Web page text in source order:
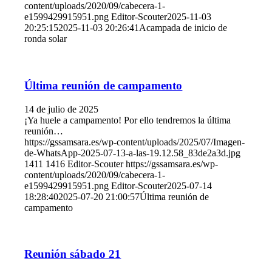
content/uploads/2020/09/cabecera-1-
e1599429915951.png Editor-Scouter2025-11-03
20:25:152025-11-03 20:26:41 Acampada de inicio de
ronda solar
Última reunión de campamento
14 de julio de 2025
¡Ya huele a campamento! Por ello tendremos la última
reunión…
https://gssamsara.es/wp-content/uploads/2025/07/Imagen-
de-WhatsApp-2025-07-13-a-las-19.12.58_83de2a3d.jpg
1411 1416 Editor-Scouter https://gssamsara.es/wp-
content/uploads/2020/09/cabecera-1-
e1599429915951.png Editor-Scouter2025-07-14
18:28:402025-07-20 21:00:57Última reunión de
campamento
Reunión sábado 21